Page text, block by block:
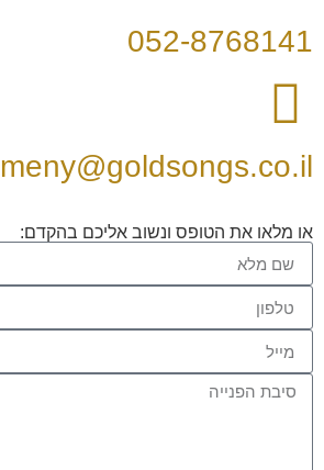
052-8768141
meny@goldsongs.co.il
או מלאו את הטופס ונשוב אליכם בהקדם: